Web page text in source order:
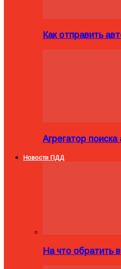
Как отправить
Агрегатор
Новости ПДД
На что обратить